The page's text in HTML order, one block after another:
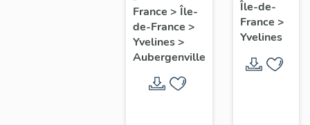
de l'étude
d'Elisabethville
France > Île-
de-France >
Yvelines>
Aubergenville
diagnostic
et
Île-de-
France >
Yvelines